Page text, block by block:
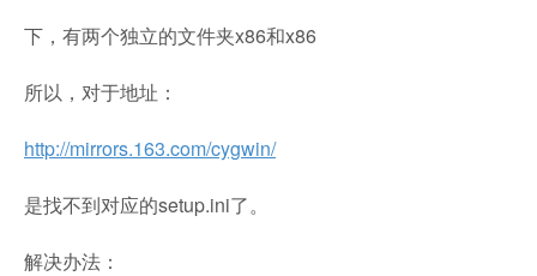
下，有两个独立的文件夹x86和x86
所以，对于地址：
http://mirrors.163.com/cygwin/
是找不到对应的setup.ini了。
解决办法：